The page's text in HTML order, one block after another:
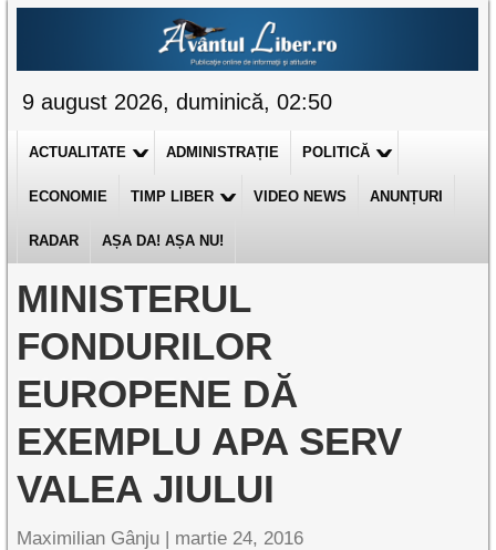
9 august 2026, duminică, 02:50
ACTUALITATE ADMINISTRAȚIE POLITICĂ
ECONOMIE TIMP LIBER VIDEO NEWS ANUNȚURI
RADAR AȘA DA! AȘA NU!
MINISTERUL
FONDURILOR
EUROPENE DĂ
EXEMPLU APA SERV
VALEA JIULUI
Maximilian Gânju | martie 24, 2016